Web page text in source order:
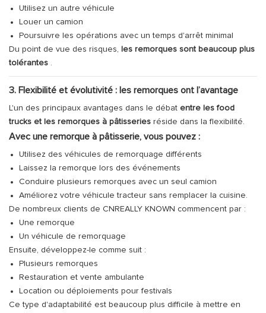
Utilisez un autre véhicule
Louer un camion
Poursuivre les opérations avec un temps d'arrêt minimal
Du point de vue des risques,
les remorques sont beaucoup plus
tolérantes .
3. Flexibilité et évolutivité : les remorques ont l’avantage
L'un des principaux avantages dans le débat entre les food
trucks et les remorques à pâtisseries réside dans la flexibilité.
Avec une remorque à pâtisserie, vous pouvez :
Utilisez des véhicules de remorquage différents
Laissez la remorque lors des événements
Conduire plusieurs remorques avec un seul camion
Améliorez votre véhicule tracteur sans remplacer la cuisine.
De nombreux clients de CNREALLY KNOWN commencent par :
Une remorque
Un véhicule de remorquage
Ensuite, développez-le comme suit :
Plusieurs remorques
Restauration et vente ambulante
Location ou déploiements pour festivals
Ce type d'adaptabilité est beaucoup plus difficile à mettre en